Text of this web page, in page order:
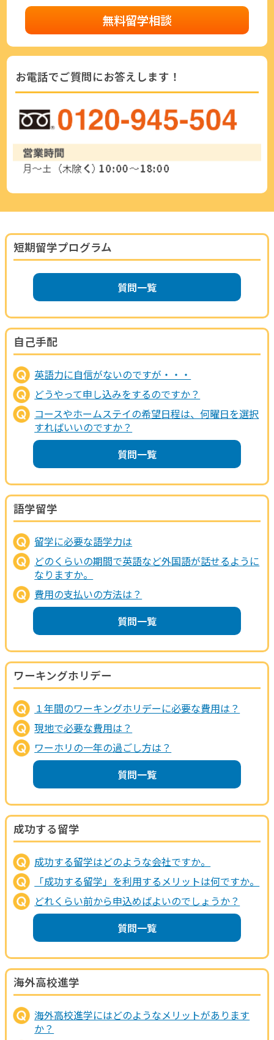
無料留学相談
お電話でご質問にお答えします！
短期留学プログラム
質問一覧
自己手配
英語力に自信がないのですが・・・
どうやって申し込みをするのですか？
コースやホームステイの希望日程は、何曜日を選択
すればいいのですか？
質問一覧
語学留学
留学に必要な語学力は
どのくらいの期間で英語など外国語が話せるように
なりますか。
費用の支払いの方法は？
質問一覧
ワーキングホリデー
１年間のワーキングホリデーに必要な費用は？
現地で必要な費用は？
ワーホリの一年の過ごし方は？
質問一覧
成功する留学
成功する留学はどのような会社ですか。
「成功する留学」を利用するメリットは何ですか。
どれくらい前から申込めばよいのでしょうか？
質問一覧
海外高校進学
海外高校進学にはどのようなメリットがあります
か？